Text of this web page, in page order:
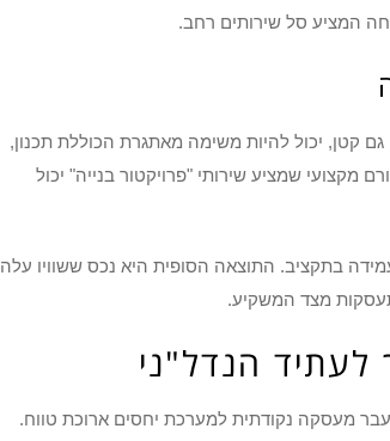
המציע סל שירותים רחב.
קטן, יכול להיות משימה מאתגרת הכוללת תכנון,
מקצועי שמציע שירותי "פרויקטור בנייה" יכול
בתקציב. התוצאה הסופית היא נכס ששוויו עלה
מצד המשקיע.
הנדל"ני
מעסקה נקודתית למערכת יחסים ארוכת טווח.